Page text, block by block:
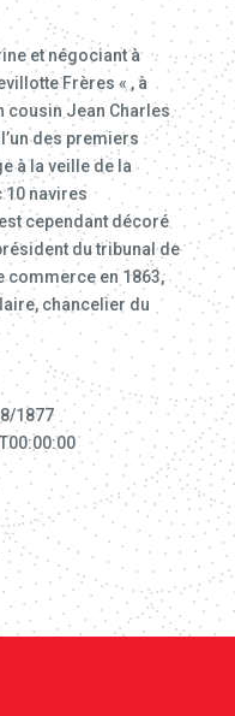
et négociant à
Frères « , à
cousin Jean Charles
des premiers
à la veille de la
navires
cependant décoré
du tribunal de
commerce en 1863,
chancelier du
1877